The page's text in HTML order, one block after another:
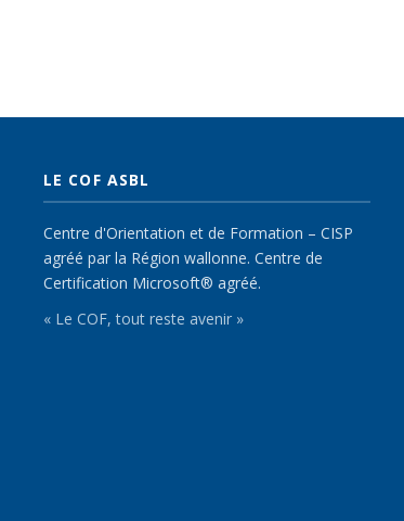
LE COF ASBL
Centre d'Orientation et de Formation – CISP
agréé par la Région wallonne. Centre de
Certification Microsoft® agréé.
« Le COF, tout reste avenir »